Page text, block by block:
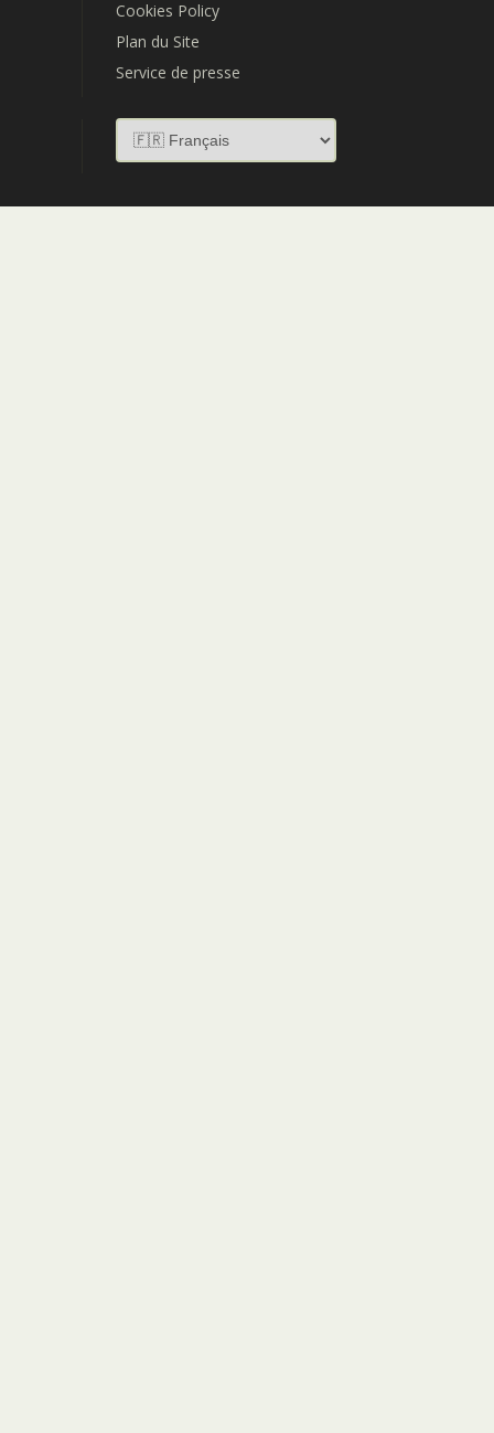
Cookies Policy
Plan du Site
Service de presse